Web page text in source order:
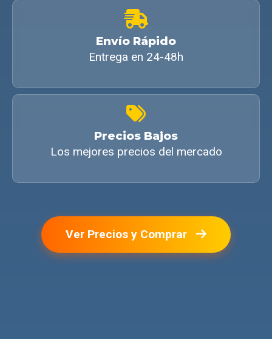
Envío Rápido
Entrega en 24-48h
Precios Bajos
Los mejores precios del mercado
Ver Precios y Comprar